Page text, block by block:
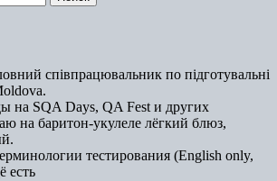
спiвпрацювальник по підготувальні
на SQA Days, QA Fest и других
на баритон-укулеле лёгкий блюз,
тестирования (English only,
есть